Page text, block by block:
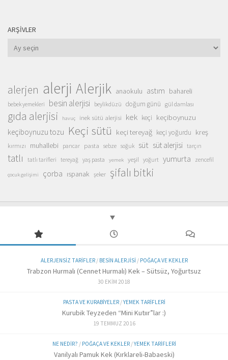
ARŞIVLER
Arşivler
alerjen alerji Alerjik anaokulu astım bahareli
bebek yemekleri besin alerjisi beylikdüzü doğum günü gül damlası
gıda alerjisi havuç inek sütü alerjisi kek keçi keçiboynuzu
keçiboynuzu tozu Keçi sütü keçi tereyağ keçi yoğurdu kreş
kırmızı muhallebi pancar pasta sebze soğuk süt süt alerjisi tarçın
tatlı tatlı tarifleri tereyağ yaş pasta yemek yeşil yoğurt yumurta zencefil
çocuk gelişimi çorba ıspanak şeker şifalı bitki
ALERJENSIZ TARIFLER/ BESIN ALERJISI / POĞAÇA VE KEKLER
Trabzon Hurmalı (Cennet Hurmalı) Kek – Sütsüz, Yoğurtsuz
30 EKIM 2018
PASTA VE KURABIYELER/YEMEK TARIFLERI
Kurubik Teyzeden “Mini Kutıır”lar :)
19 TEMMUZ 2016
NE NEDIR? / POĞAÇA VE KEKLER/YEMEK TARIFLERI
Vanilyalı Pamuk Kek (Kırklareli-Babaeski)